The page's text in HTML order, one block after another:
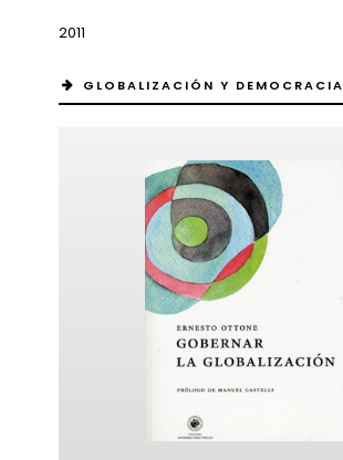
2011
GLOBALIZACIÓN Y DEMOCRACIA